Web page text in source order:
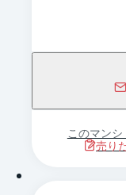
このマン
売り